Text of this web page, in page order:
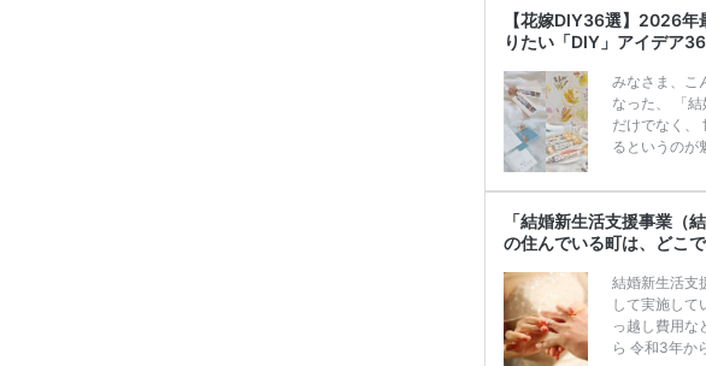
ぶ という方
那さまもお料
も、 […] 続き
【花嫁DIY36選】2026
りたい「DIY」アイデア
みなさま、こ
なった、 「
だけでなく、
るというのが
ぜひ最後まで
嫁必見／今月
豪華◎*】式
内容をま […]
「結婚新生活支援事業（
の住んでいる町は、どこ
結婚新生活支
して実施して
っ越し費用な
ら 令和3年か